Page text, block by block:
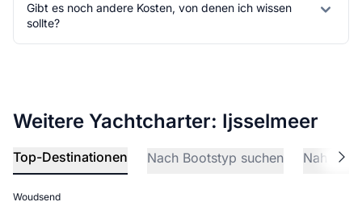
Gibt es noch andere Kosten, von denen ich wissen
sollte?
Weitere Yachtcharter: Ijsselmeer
Top-Destinationen Nach Bootstyp suchen
Woudsend